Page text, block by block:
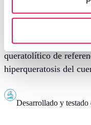
Vaselix 10% Gel
para su aplicación
queratolítico de
hiperqueratosis del
Desarrollado y testado